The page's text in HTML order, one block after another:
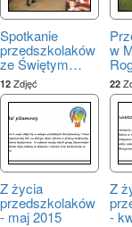
Spotkanie
przedszkolaków
ze Świętym…
12 Zdjęć
w
22
Z życia
przedszkolaków
- maj 2015
Z
-